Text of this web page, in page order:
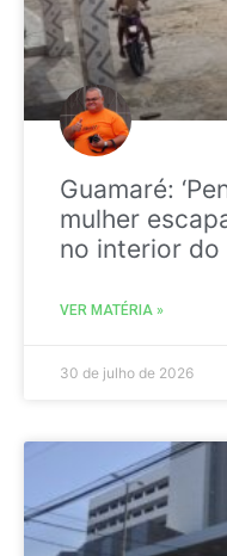
Guamaré:
mulher
no interior do
VER MATÉRIA »
30 de julho de 2026